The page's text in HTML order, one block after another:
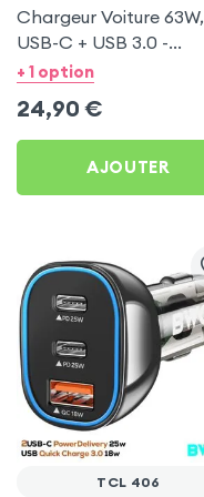
Chargeur Voiture 63W,
USB-C + USB 3.0 -
Swissten pour TCL 406
+ 1 option
24,90 €
AJOUTER
TCL 406